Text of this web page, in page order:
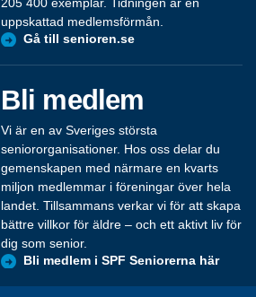
uppskattad medlemsförmån.
Gå till senioren.se
Bli medlem
Vi är en av Sveriges största
seniororganisationer. Hos oss delar du
gemenskapen med närmare en kvarts
miljon medlemmar i föreningar över hela
landet. Tillsammans verkar vi för att skapa
bättre villkor för äldre – och ett aktivt liv för
dig som senior.
Bli medlem i SPF Seniorerna här